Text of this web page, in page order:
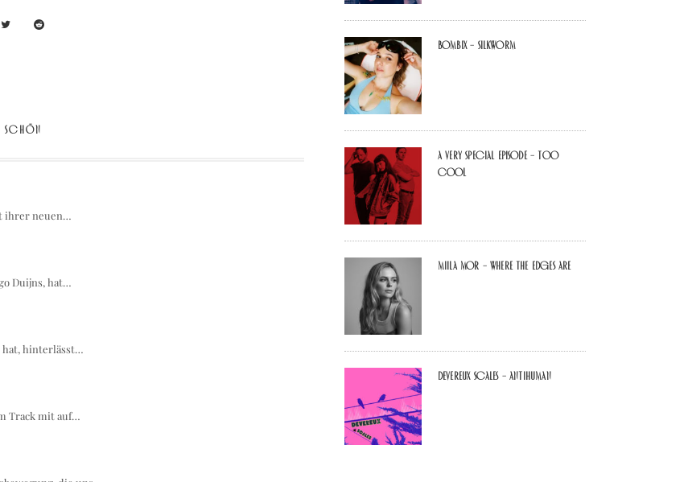
SCHÖN
ihrer neuen…
Duijns, hat…
hat, hinterlässt…
Track mit auf…
Bombix – Silkworm
A Very Special Episode – Too
Cool
Miila Mor – Where The Edges Are
Devereux Scales – Antihuman